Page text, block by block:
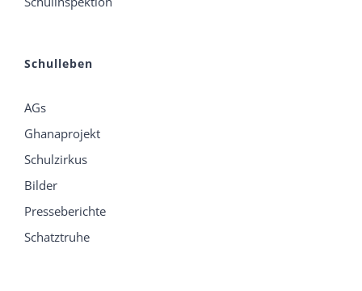
Schulleben
AGs
Ghanaprojekt
Schulzirkus
Bilder
Presseberichte
Schatztruhe